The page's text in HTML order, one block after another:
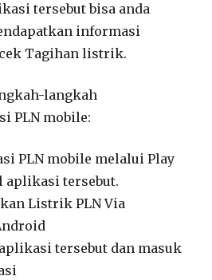
tersebut bisa anda
informasi
Tagihan listrik.
langkah
PLN mobile:
PLN mobile melalui Play
aplikasi tersebut.
tersebut dan masuk